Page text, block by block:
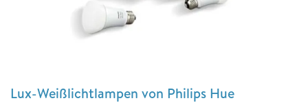
Lux-Weißlichtlampen von Philips Hue